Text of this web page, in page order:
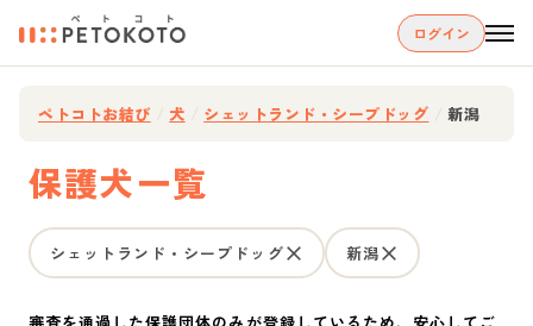
ログイン
ペトコトお結び 犬 シェットランド・シープドッグ 新潟
保護犬一覧
シェットランド・シープドッグ 新潟